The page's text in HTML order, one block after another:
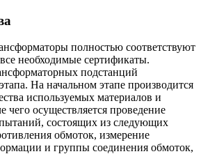
полностью соответствуют
необходимые сертификаты.
подстанций
На начальном этапе производится
используемых материалов и
осуществляется проведение
состоящих из следующих
обмоток, измерение
и группы соединения обмоток,